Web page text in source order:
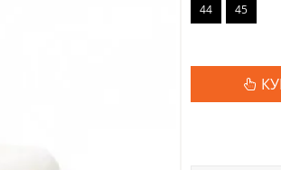
44 45